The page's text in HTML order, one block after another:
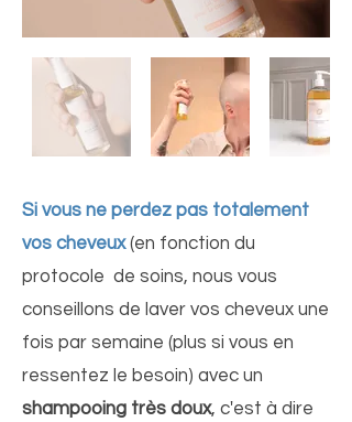
Si vous ne perdez pas totalement
vos cheveux(en fonction du
protocole de soins, nous vous
conseillons de laver vos cheveux une
fois par semaine (plus si vous en
ressentez le besoin) avec un
shampooing très doux, c'est à dire